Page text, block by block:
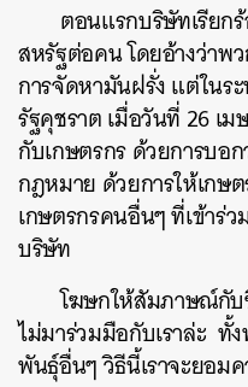
ตอนแรกบริษัทเรียก
สหรัฐต่อคน โดยอ้างว่าพ
การจัดหามันฝรั่ง แต่ในร
รัฐคุชราต เมื่อวันที่ 26 เ
กับเกษตรกร ด้วยการบอ
กฎหมาย ด้วยการให้เกษ
เกษตรกรคนอื่นๆ ที่เข้าร่
บริษัท
โฆษกให้สัมภาษณ์กับ
ไม่มาร่วมมือกับเราล่ะ ทั้
พันธุ์อื่นๆ วิธีนี้เราจะยอม